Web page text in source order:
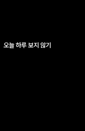
오늘 하루 보지 않기